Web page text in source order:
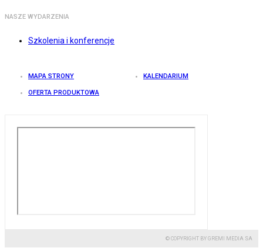
NASZE WYDARZENIA
Szkolenia i konferencje
MAPA STRONY KALENDARIUM
OFERTA PRODUKTOWA
© COPYRIGHT BY GREMI MEDIA SA